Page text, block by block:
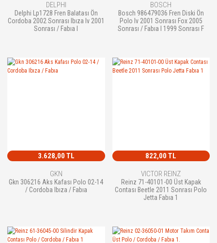
DELPHI
Delphi Lp1728 Fren Balatası Ön
Cordoba 2002 Sonrası Ibıza Iv 2001
Sonrası / Fabıa I
BOSCH
Bosch 986479036 Fren Diski Ön
Polo Iv 2001 Sonrası Fox 2005
Sonrası / Fabıa I 1999 Sonrası F
3.628,00 TL
GKN
Gkn 306216 Aks Kafası Polo 02-14
/ Cordoba Ibıza / Fabıa
822,00 TL
VICTOR REINZ
Reinz 71-40101-00 Üst Kapak
Contası Beetle 2011 Sonrası Polo
Jetta Fabıa 1